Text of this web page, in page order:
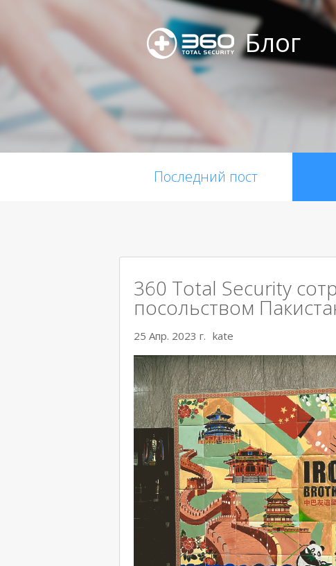
Блог
Последний пост
360 Total Security
посольством
25 Апр. 2023 г. kate